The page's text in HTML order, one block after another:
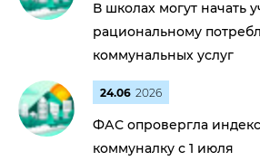
В школах могут начать
рациональному
коммунальных услуг
24.06 2026
ФАС опровергла
коммуналку с 1 июля